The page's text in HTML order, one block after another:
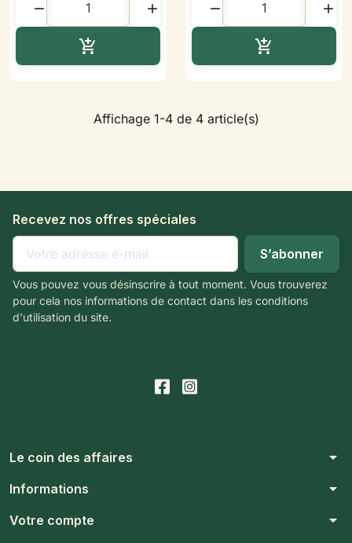
 

 

Affichage 1-4 de 4 article(s)
Recevez nos offres spéciales
Vous pouvez vous désinscrire à tout moment. Vous trouverez
pour cela nos informations de contact dans les conditions
d'utilisation du site.
Le coin des affaires arrow_drop_down
Informations arrow_drop_down
Votre compte
arrow_drop_down